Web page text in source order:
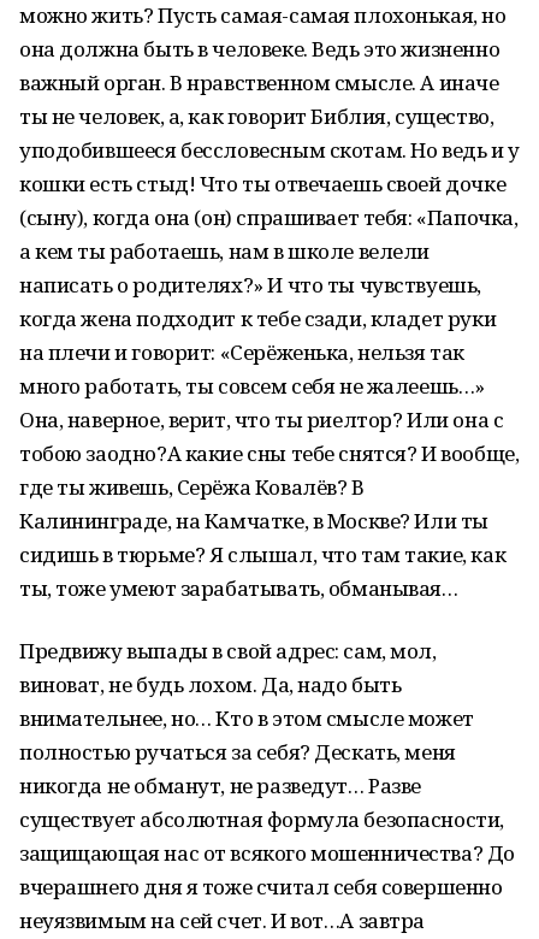
можно жить? Пусть самая-самая плохонькая, но
она должна быть в человеке. Ведь это жизненно
важный орган. В нравственном смысле. А иначе
ты не человек, а, как говорит Библия, существо,
уподобившееся бессловесным скотам. Но ведь и у
кошки есть стыд! Что ты отвечаешь своей дочке
(сыну), когда она (он) спрашивает тебя: «Папочка,
а кем ты работаешь, нам в школе велели
написать о родителях?» И что ты чувствуешь,
когда жена подходит к тебе сзади, кладет руки
на плечи и говорит: «Серёженька, нельзя так
много работать, ты совсем себя не жалеешь…»
Она, наверное, верит, что ты риелтор? Или она с
тобою заодно?А какие сны тебе снятся? И вообще,
где ты живешь, Серёжа Ковалёв? В
Калининграде, на Камчатке, в Москве? Или ты
сидишь в тюрьме? Я слышал, что там такие, как
ты, тоже умеют зарабатывать, обманывая…
Предвижу выпады в свой адрес: сам, мол,
виноват, не будь лохом. Да, надо быть
внимательнее, но… Кто в этом смысле может
полностью ручаться за себя? Дескать, меня
никогда не обманут, не разведут… Разве
существует абсолютная формула безопасности,
защищающая нас от всякого мошенничества? До
вчерашнего дня я тоже считал себя совершенно
неуязвимым на сей счет. И вот…А завтра